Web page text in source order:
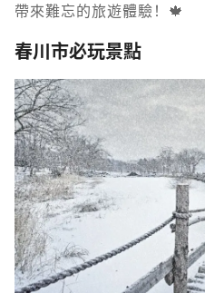
帶來難忘的旅遊體驗！🍁
春川市必玩景點